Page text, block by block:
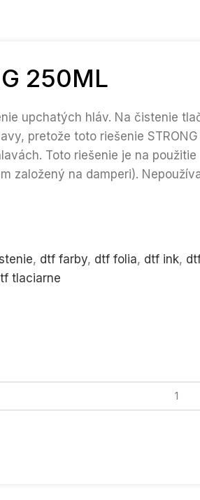
250ML
upchatých hláv. Na čistenie
pretože toto riešenie
Toto riešenie je na
založený na damperi).
, dtf farby, dtf folia, dtf ink,
tlaciarne